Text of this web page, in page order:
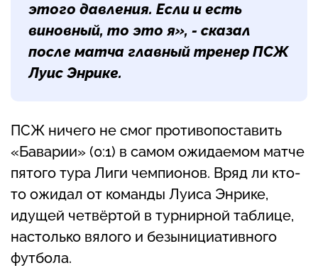
этого давления. Если и есть
виновный, то это я», - сказал
после матча главный тренер ПСЖ
Луис Энрике.
ПСЖ ничего не смог противопоставить
«Баварии» (0:1) в самом ожидаемом матче
пятого тура Лиги чемпионов. Вряд ли кто-
то ожидал от команды Луиса Энрике,
идущей четвёртой в турнирной таблице,
настолько вялого и безынициативного
футбола.